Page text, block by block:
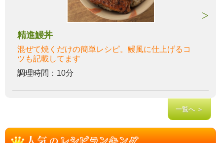
精進鰻丼
混ぜて焼くだけの簡単レシピ。鰻風に仕上げるコ
ツも記載してます
調理時間：10分
一覧へ ＞